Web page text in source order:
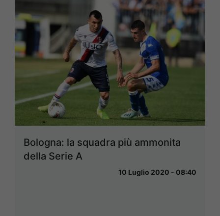
Bologna: la squadra più ammonita
della Serie A
10 Luglio 2020 - 08:40